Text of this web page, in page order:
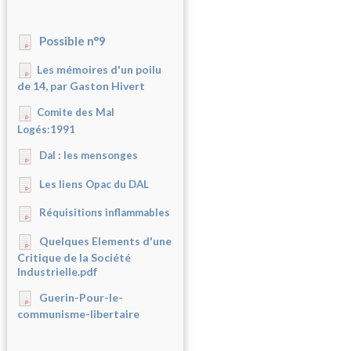
Possible n°9
Les mémoires d'un poilu
de 14, par Gaston Hivert
Comite des Mal
Logés:1991
Dal : les mensonges
Les liens Opac du DAL
Réquisitions inflammables
Quelques Elements d'une
Critique de la Société
Industrielle.pdf
Guerin-Pour-le-
communisme-libertaire